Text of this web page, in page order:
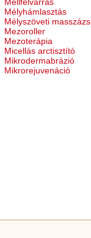
Mélyhámlasztás
Mélyszöveti masszázs
Mezoroller
Mezoterápia
Micellás arctisztító
Mikrodermabrázió
Mikrorejuvenáció